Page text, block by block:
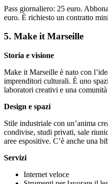
Pass giornaliero: 25 euro.
euro. È richiesto un contratto
5. Make it Marseille
Storia e visione
Make it Marseille è nato con
imprenditori culturali. È uno
laboratori creativi e una
Design e spazi
Stile industriale con un’anima
condivise, studi privati, sale
aree espositive. C’è anche una
Servizi
Internet veloce